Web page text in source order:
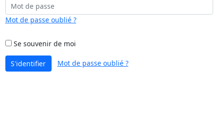
Mot de passe oublié ?
Se souvenir de moi
S'identifier Mot de passe oublié ?